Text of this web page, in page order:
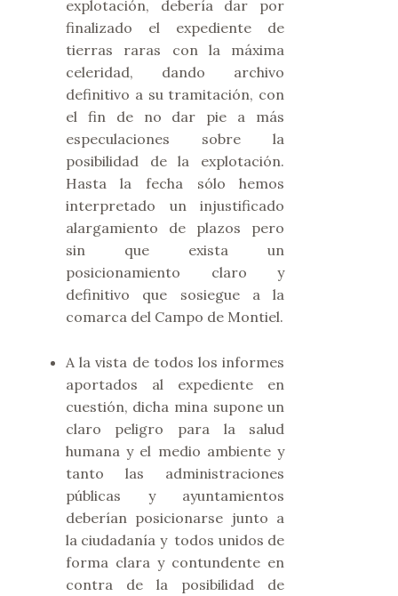
explotación, debería dar por
finalizado el expediente de
tierras raras con la máxima
celeridad, dando archivo
definitivo a su tramitación, con
el fin de no dar pie a más
especulaciones sobre la
posibilidad de la explotación.
Hasta la fecha sólo hemos
interpretado un injustificado
alargamiento de plazos pero
sin que exista un
posicionamiento claro y
definitivo que sosiegue a la
comarca del Campo de Montiel.
A la vista de todos los informes
aportados al expediente en
cuestión, dicha mina supone un
claro peligro para la salud
humana y el medio ambiente y
tanto las administraciones
públicas y ayuntamientos
deberían posicionarse junto a
la ciudadanía y todos unidos de
forma clara y contundente en
contra de la posibilidad de